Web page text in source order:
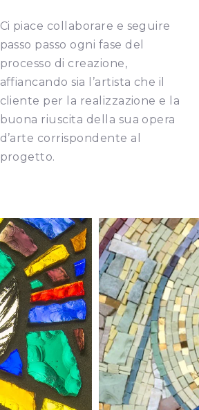
Ci piace collaborare e seguire
passo passo ogni fase del
processo di creazione,
affiancando sia l’artista che il
cliente per la realizzazione e la
buona riuscita della sua opera
d’arte corrispondente al
progetto.